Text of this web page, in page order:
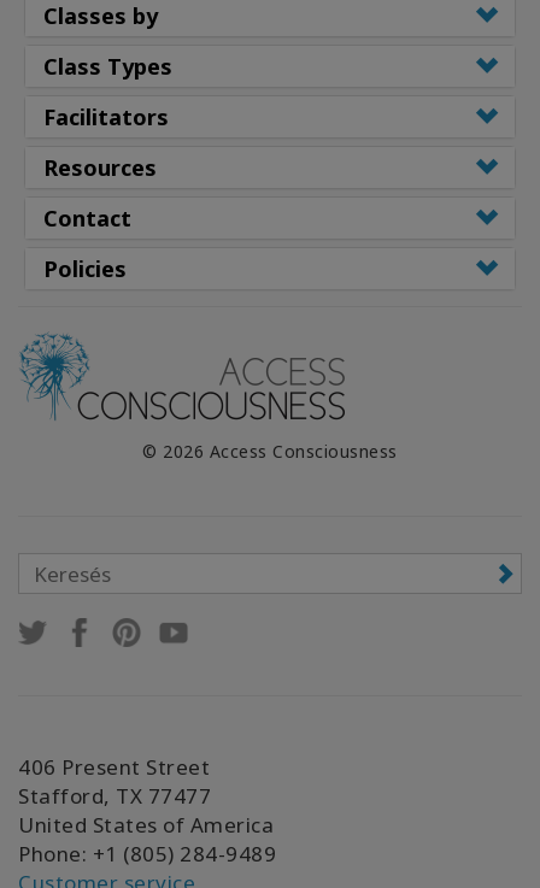
Classes by
Class Types
Facilitators
Resources
Contact
Policies
© 2026 Access Consciousness
406 Present Street
Stafford, TX 77477
United States of America
Phone: +1 (805) 284-9489